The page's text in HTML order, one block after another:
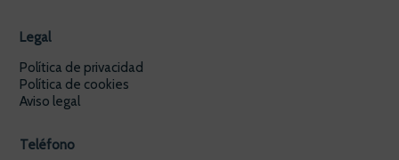
Legal
Política de privacidad
Política de cookies
Aviso legal
Teléfono